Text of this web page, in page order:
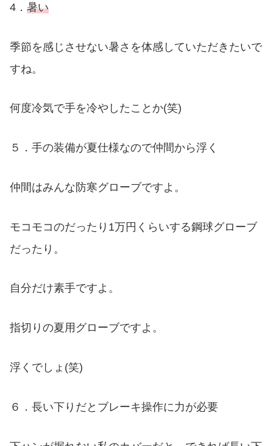
4． 暑い
季節を感じさせない暑さを体感していただきたいで
すね。
何度冷気で手を冷やしたことか(笑)
５．手の装備が夏仕様なので仲間から浮く
仲間はみんな防寒グローブですよ。
モコモコのだったり1万円くらいする鋼球グローブ
だったり。
自分だけ素手ですよ。
指切りの夏用グローブですよ。
浮くでしょ(笑)
６．長い下りだとブレーキ操作に力が必要